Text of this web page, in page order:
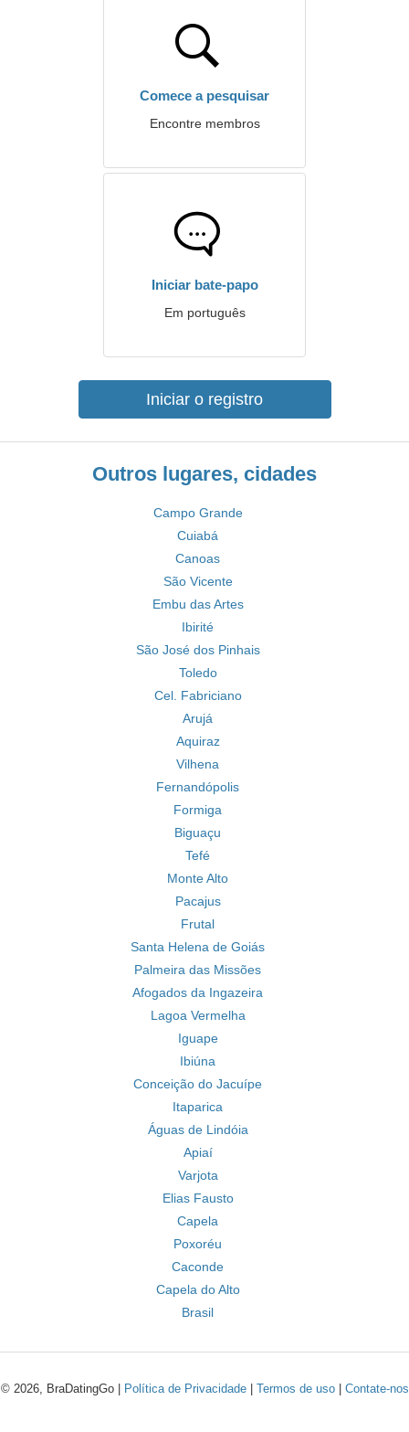
Comece a pesquisar
Encontre membros
Iniciar bate-papo
Em português
Iniciar o registro
Outros lugares, cidades
Campo Grande
Cuiabá
Canoas
São Vicente
Embu das Artes
Ibirité
São José dos Pinhais
Toledo
Cel. Fabriciano
Arujá
Aquiraz
Vilhena
Fernandópolis
Formiga
Biguaçu
Tefé
Monte Alto
Pacajus
Frutal
Santa Helena de Goiás
Palmeira das Missões
Afogados da Ingazeira
Lagoa Vermelha
Iguape
Ibiúna
Conceição do Jacuípe
Itaparica
Águas de Lindóia
Apiaí
Varjota
Elias Fausto
Capela
Poxoréu
Caconde
Capela do Alto
Brasil
© 2026, BraDatingGo | Política de Privacidade| Termos de uso| Contate-nos